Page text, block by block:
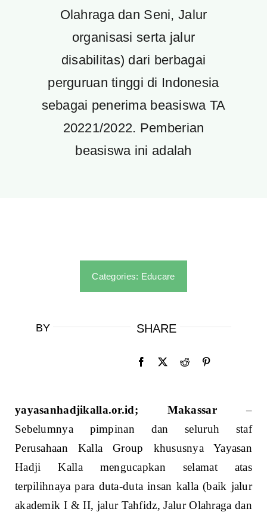
Olahraga dan Seni, Jalur
organisasi serta jalur
disabilitas) dari berbagai
perguruan tinggi di Indonesia
sebagai penerima beasiswa TA
20221/2022. Pemberian
beasiswa ini adalah
Categories: Educare
BY SHARE
yayasanhadjikalla.or.id; Makassar–
Sebelumnya pimpinan dan seluruh staf
Perusahaan Kalla Group khususnya Yayasan
Hadji Kalla mengucapkan selamat atas
terpilihnaya para duta-duta insan kalla (baik jalur
akademik I & II, jalur Tahfidz, Jalur Olahraga dan